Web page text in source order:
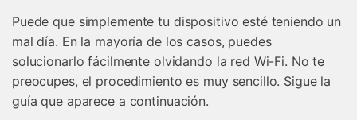
Puede que simplemente tu dispositivo esté teniendo un
mal día. En la mayoría de los casos, puedes
solucionarlo fácilmente olvidando la red Wi-Fi. No te
preocupes, el procedimiento es muy sencillo. Sigue la
guía que aparece a continuación.